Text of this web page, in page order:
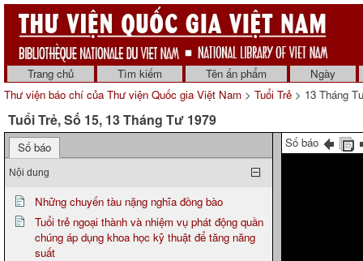
Trang chủ Tìm kiếm Tên ấn phẩm
Ngày
Thư viện báo chí của Thư viện Quốc gia Việt Nam > Tuổi Trẻ > 13 Tháng
Tuổi Trẻ, Số 15, 13 Tháng Tư 1979
Số báo
Nội dung
Những chuyến tàu nặng nghĩa đồng bào
Tuổi trẻ ngoại thành và nhiệm vụ phát động quần
chúng áp dụng khoa học kỹ thuật để tăng năng
suất
Số báo